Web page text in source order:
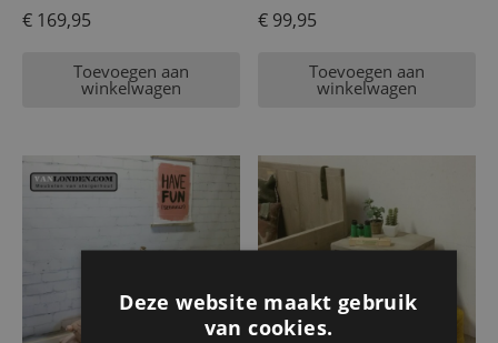
€ 169,95
Toevoegen aan
winkelwagen
€ 99,95
Toevoegen aan
winkelwagen
Deze website maakt gebruik
van cookies.